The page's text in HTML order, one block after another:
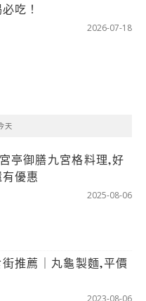
吃！
2026-07-18
天
亭御膳九宮格料理,好
優惠
2025-08-06
推薦｜丸龜製麵,平價
2023-08-06